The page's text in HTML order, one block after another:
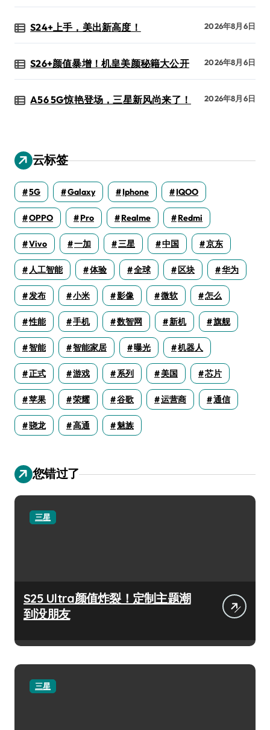
S24+上手，美出新高度！ 2026年8月6日
S26+颜值暴增！机皇美颜秘籍大公开 2026年8月6日
A56 5G惊艳登场，三星新风尚来了！ 2026年8月6日
云标签
5G Galaxy Iphone IQOO
OPPO Pro Realme Redmi
Vivo 一加 三星 中国 京东
人工智能 体验 全球 区块 华为
发布 小米 影像 微软 怎么
性能 手机 数智网 新机 旗舰
智能 智能家居 曝光 机器人
正式 游戏 系列 美国 芯片
苹果 荣耀 谷歌 运营商 通信
骁龙 高通 魅族
您错过了
三星
S25 Ultra颜值炸裂！定制主题潮
到没朋友
三星